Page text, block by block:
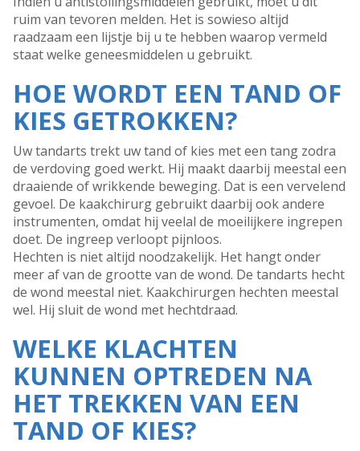
ruim van tevoren melden. Het is sowieso altijd
raadzaam een lijstje bij u te hebben waarop vermeld
staat welke geneesmiddelen u gebruikt.
HOE WORDT EEN TAND OF
KIES GETROKKEN?
Uw tandarts trekt uw tand of kies met een tang zodra
de verdoving goed werkt. Hij maakt daarbij meestal een
draaiende of wrikkende beweging. Dat is een vervelend
gevoel. De kaakchirurg gebruikt daarbij ook andere
instrumenten, omdat hij veelal de moeilijkere ingrepen
doet. De ingreep verloopt pijnloos.
Hechten is niet altijd noodzakelijk. Het hangt onder
meer af van de grootte van de wond. De tandarts hecht
de wond meestal niet. Kaakchirurgen hechten meestal
wel. Hij sluit de wond met hechtdraad.
WELKE KLACHTEN
KUNNEN OPTREDEN NA
HET TREKKEN VAN EEN
TAND OF KIES?